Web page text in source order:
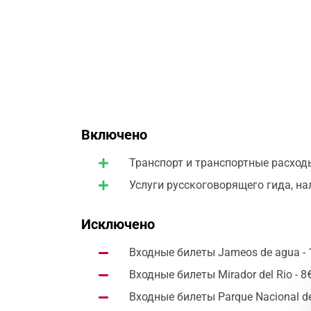
Включено
Транспорт и транспортные
Услуги русскоговорящего гида,
Исключено
Входные билеты Jameos de agua -
Входные билеты Mirador del Rio -
Входные билеты Parque Nacional